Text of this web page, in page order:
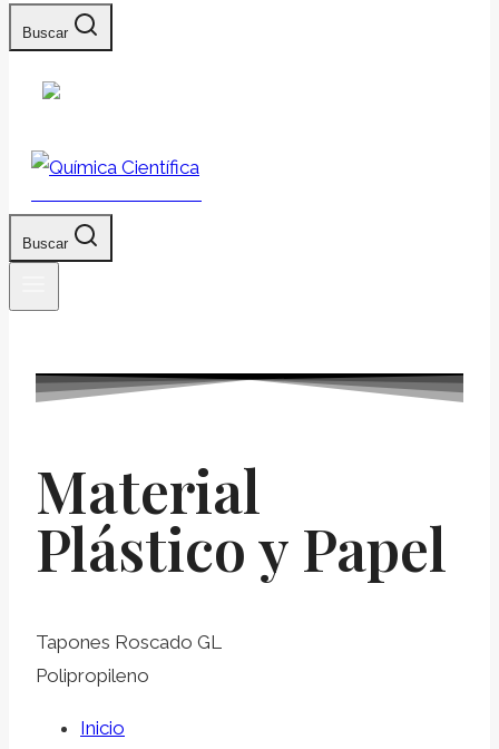
Buscar
Buscar
Material
Plástico y Papel
Tapones Roscado GL
Polipropileno
Inicio